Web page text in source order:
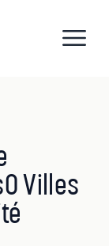
Villes